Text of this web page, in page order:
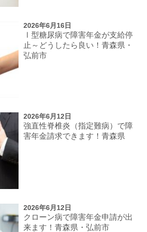
2026年6月16日
Ⅰ型糖尿病で障害年金が支給停
止～どうしたら良い！青森県・
弘前市
2026年6月12日
強直性脊椎炎（指定難病）で障
害年金請求できます！青森県
2026年6月12日
クローン病で障害年金申請が出
来ます！青森県・弘前市